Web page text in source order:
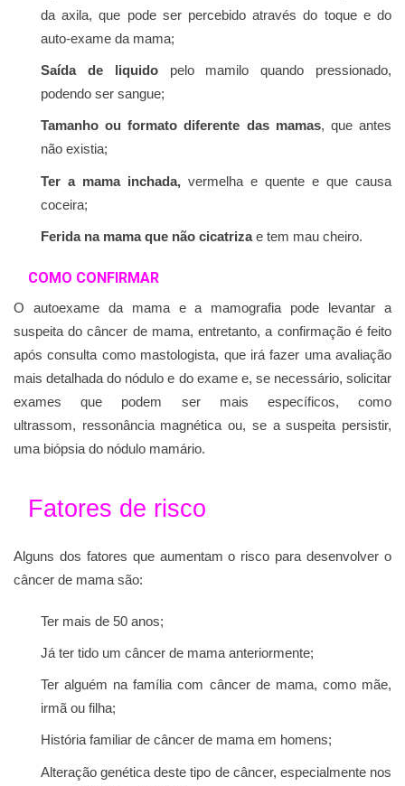
da axila, que pode ser percebido através do toque e do
auto-exame da mama;
Saída de liquidopelo mamilo quando pressionado,
podendo ser sangue;
Tamanho ou formato diferente das mamas, que antes
não existia;
Ter a mama inchada, vermelha e quente e que causa
coceira;
Ferida na mama que não cicatrizae tem mau cheiro.
COMO CONFIRMAR
O autoexame da mama e a mamografia pode levantar a
suspeita do câncer de mama, entretanto, a confirmação é feito
após consulta como mastologista, que irá fazer uma avaliação
mais detalhada do nódulo e do exame e, se necessário, solicitar
exames que podem ser mais específicos, como
ultrassom, ressonância magnética ou, se a suspeita persistir,
uma biópsia do nódulo mamário.
Fatores de risco
Alguns dos fatores que aumentam o risco para desenvolver o
câncer de mama são:
Ter mais de 50 anos;
Já ter tido um câncer de mama anteriormente;
Ter alguém na família com câncer de mama, como mãe,
irmã ou filha;
História familiar de câncer de mama em homens;
Alteração genética deste tipo de câncer, especialmente nos